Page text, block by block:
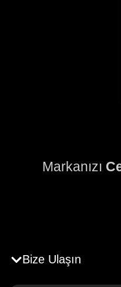
Markanızı
Bize Ulaşın